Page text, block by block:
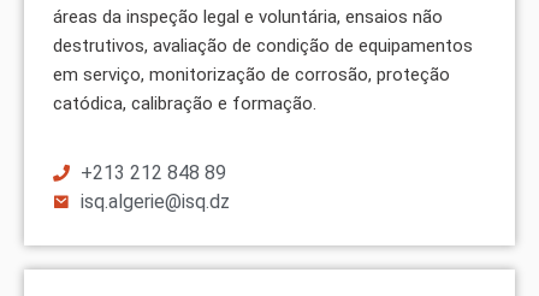
áreas da inspeção legal e voluntária, ensaios não
destrutivos, avaliação de condição de equipamentos
em serviço, monitorização de corrosão, proteção
catódica, calibração e formação.
+213 212 848 89
isq.algerie@isq.dz